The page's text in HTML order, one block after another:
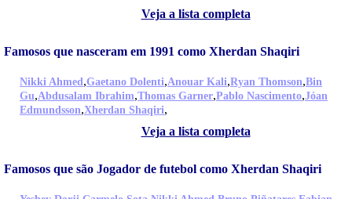
Veja a lista completa
Famosos que nasceram em 1991 como Xherdan Shaqiri
Nikki Ahmed,Gaetano Dolenti,Anouar Kali,Ryan Thomson,Bin
Gu,Abdusalam Ibrahim,Thomas Garner,Pablo Nascimento,Jóan
Edmundsson,Xherdan Shaqiri,
Veja a lista completa
Famosos que são Jogador de futebol como Xherdan Shaqiri